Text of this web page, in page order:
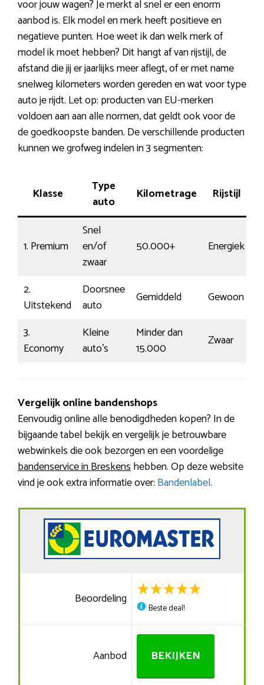
voor jouw wagen? Je merkt al snel er een enorm
aanbod is. Elk model en merk heeft positieve en
negatieve punten. Hoe weet ik dan welk merk of
model ik moet hebben? Dit hangt af van rijstijl, de
afstand die jij er jaarlijks meer aflegt, of er met name
snelweg kilometers worden gereden en wat voor type
auto je rijdt. Let op: producten van EU-merken
voldoen aan aan alle normen, dat geldt ook voor de
de goedkoopste banden. De verschillende producten
kunnen we grofweg indelen in 3 segmenten:
Klasse
Type
auto
Kilometrage Rijstijl
1. Premium
Snel
en/of
zwaar
50.000+ Energiek
2.
Uitstekend
Doorsnee
auto
Gemiddeld Gewoon
3.
Economy
Kleine
auto’s
Minder dan
15.000
Zwaar
Vergelijk online bandenshops
Eenvoudig online alle benodigdheden kopen? In de
bijgaande tabel bekijk en vergelijk je betrouwbare
webwinkels die ook bezorgen en een voordelige
bandenservice in Breskenshebben. Op deze website
vind je ook extra informatie over: Bandenlabel.
Beoordeling
Beste deal!
Aanbod BEKIJKEN